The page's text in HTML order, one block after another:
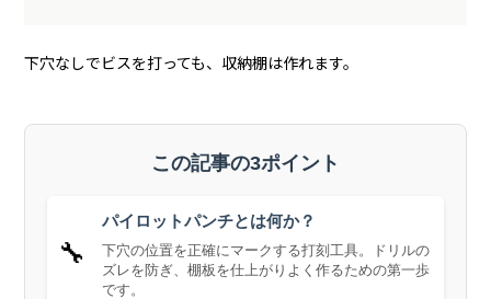
下穴なしでビスを打っても、収納棚は作れます。
この記事の3ポイント
🔧
パイロットパンチとは何か？
下穴の位置を正確にマークする打刻工具。ドリルの
ズレを防ぎ、棚板を仕上がりよく作るための第一歩
です。